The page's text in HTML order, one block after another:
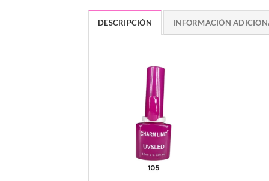
DESCRIPCIÓN INFORMACIÓN